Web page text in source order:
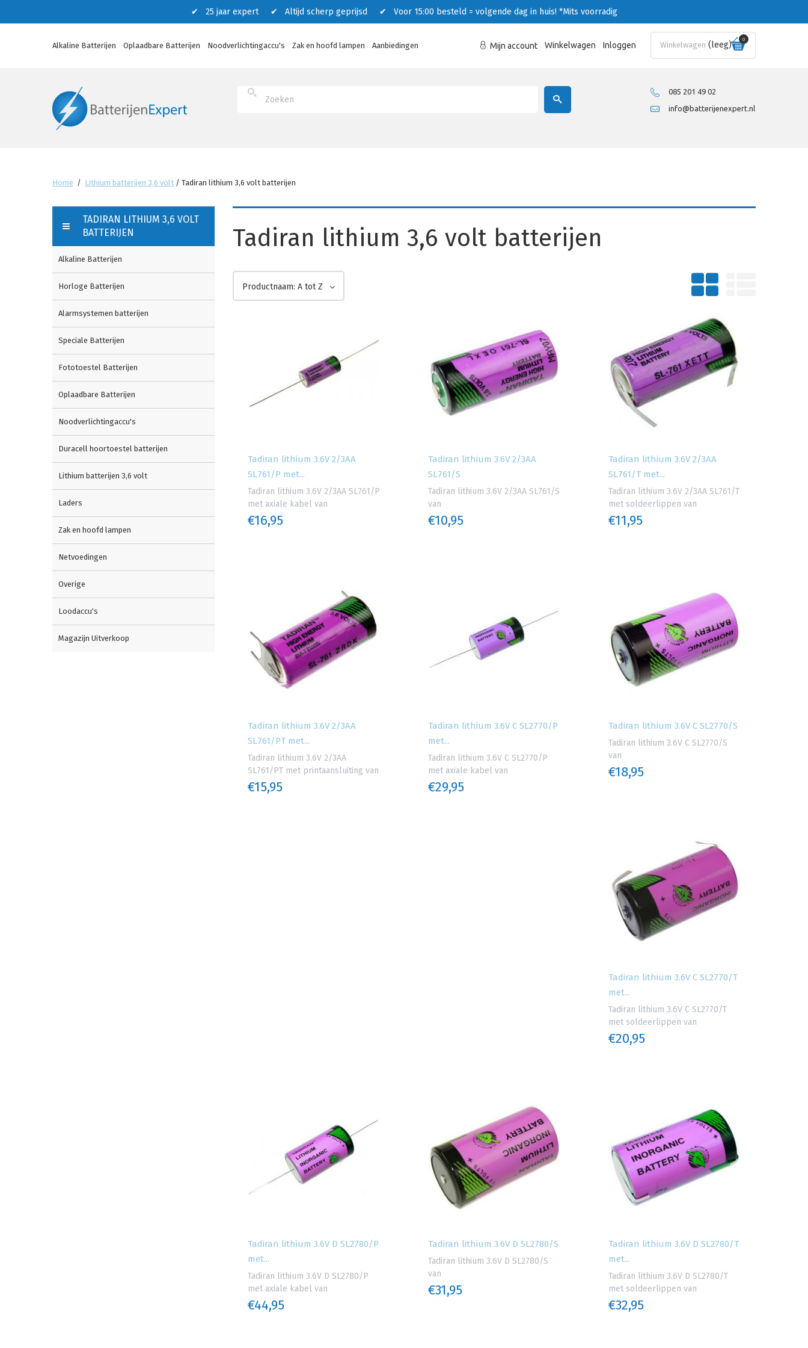
✔ 25 jaar expert ✔ Altijd scherp geprijsd ✔ Voor 15:00 besteld = volgende dag in huis! *Mits voorradig
Alkaline Batterijen Oplaadbare Batterijen Noodverlichtingaccu's Zak en hoofd lampen Aanbiedingen Winkelwagen
0
(leeg)
Mijn account Winkelwagen Inloggen
085 201 49 02
info@batterijenexpert.nl
Home / Lithium batterijen 3,6 volt / Tadiran lithium 3,6 volt batterijen
TADIRAN LITHIUM 3,6 VOLT
BATTERIJEN
Alkaline Batterijen
Horloge Batterijen
Alarmsystemen batterijen
Speciale Batterijen
Fototoestel Batterijen
Oplaadbare Batterijen
Noodverlichtingaccu's
Duracell hoortoestel batterijen
Lithium batterijen 3,6 volt
Laders
Zak en hoofd lampen
Netvoedingen
Overige
Loodaccu's
Magazijn Uitverkoop
Tadiran lithium 3,6 volt batterijen
Productnaam: A tot Z
Tadiran lithium 3.6V 2/3AA
SL761/P met...
Tadiran lithium 3.6V 2/3AA SL761/P
met axiale kabel van
€16,95
Tadiran lithium 3.6V 2/3AA
SL761/S
Tadiran lithium 3.6V 2/3AA SL761/S
van
€10,95
Tadiran lithium 3.6V 2/3AA
SL761/T met...
Tadiran lithium 3.6V 2/3AA SL761/T
met soldeerlippen van
€11,95
Tadiran lithium 3.6V 2/3AA
SL761/PT met...
Tadiran lithium 3.6V 2/3AA
SL761/PT met printaansluiting van
€15,95
Tadiran lithium 3.6V C SL2770/P
met...
Tadiran lithium 3.6V C SL2770/P
met axiale kabel van
€29,95
Tadiran lithium 3.6V C SL2770/S
Tadiran lithium 3.6V C SL2770/S
van
€18,95
Tadiran lithium 3.6V C SL2770/T
met...
Tadiran lithium 3.6V C SL2770/T
met soldeerlippen van
€20,95
Tadiran lithium 3.6V D SL2780/P
met...
Tadiran lithium 3.6V D SL2780/P
met axiale kabel van
€44,95
Tadiran lithium 3.6V D SL2780/S
Tadiran lithium 3.6V D SL2780/S
van
€31,95
Tadiran lithium 3.6V D SL2780/T
met...
Tadiran lithium 3.6V D SL2780/T
met soldeerlippen van
€32,95